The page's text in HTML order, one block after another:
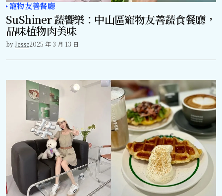
寵物友善餐廳
SuShiner 蔬饗樂：中山區寵物友善蔬食餐廳，
品味植物肉美味
byJesse2025 年 3 月 13 日